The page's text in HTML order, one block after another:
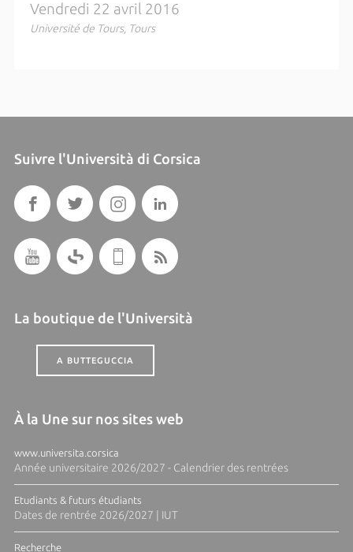
Vendredi 22 avril 2016
Université de Tours, Tours
Suivre l'Università di Corsica
La boutique de l'Università
A BUTTEGUCCIA
À la Une sur nos sites web
www.universita.corsica
Année universitaire 2026/2027 - Calendrier des rentrées
Etudiants & futurs étudiants
Dates de rentrée 2026/2027 | IUT
Recherche